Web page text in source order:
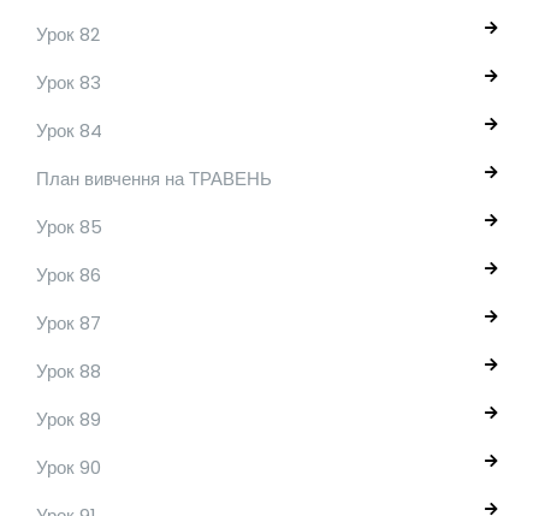
Урок 82
Урок 83
Урок 84
План вивчення на ТРАВЕНЬ
Урок 85
Урок 86
Урок 87
Урок 88
Урок 89
Урок 90